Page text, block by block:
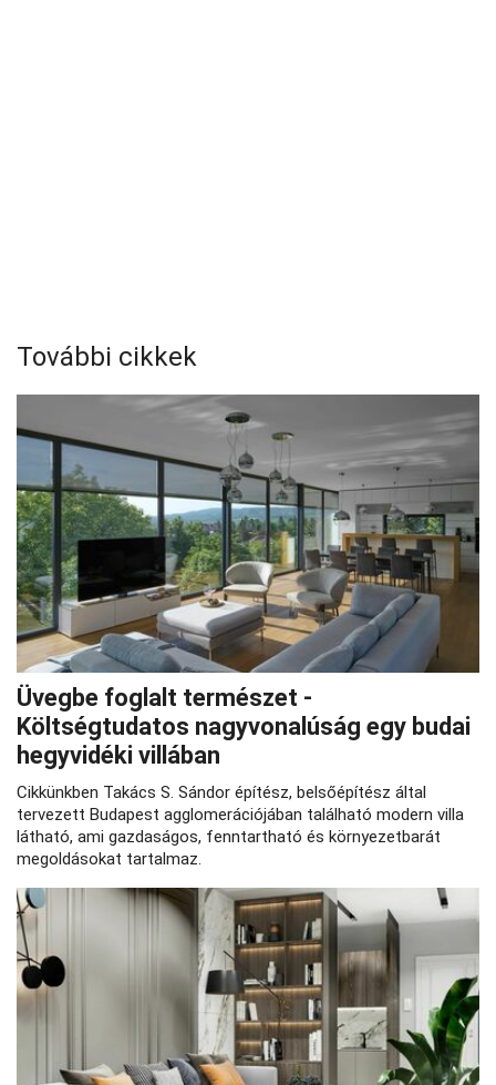
További cikkek
Üvegbe foglalt természet -
Költségtudatos nagyvonalúság egy budai
hegyvidéki villában
Cikkünkben Takács S. Sándor építész, belsőépítész által
tervezett Budapest agglomerációjában található modern villa
látható, ami gazdaságos, fenntartható és környezetbarát
megoldásokat tartalmaz.